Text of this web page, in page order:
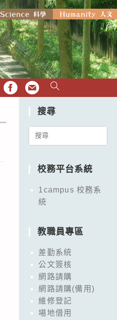
FB EMAIL
搜尋
Search
校務平台系統
1campus 校務系
統
教職員專區
差勤系統
公文簽核
網路請購
網路請購(備用)
維修登記
場地借用